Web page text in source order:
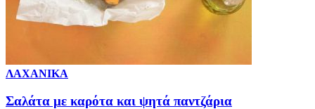
ΛΑΧΑΝΙΚΑ
Σαλάτα με καρότα και ψητά παντζάρια